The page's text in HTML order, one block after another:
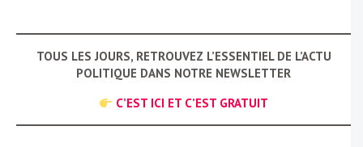
TOUS LES JOURS, RETROUVEZ L’ESSENTIEL DE L’ACTU
POLITIQUE DANS NOTRE NEWSLETTER
C’EST ICI ET C’EST GRATUIT